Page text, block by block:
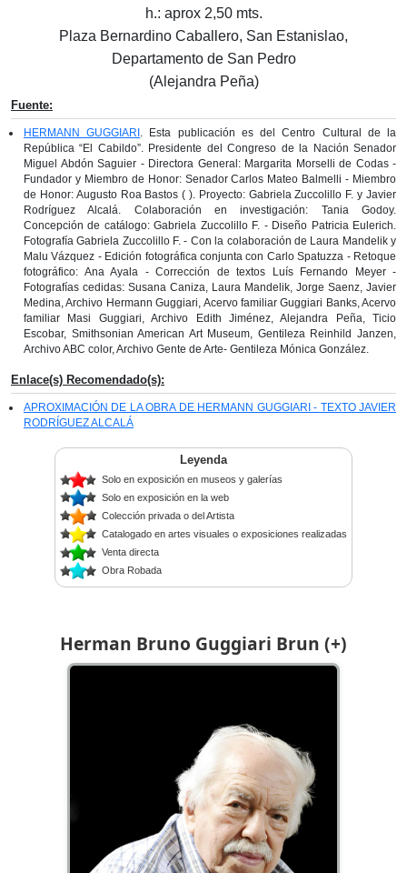
Herman Bruno Guggiari Brun (+)
h.: aprox 2,50 mts.
Plaza Bernardino Caballero, San Estanislao,
Departamento de San Pedro
(Alejandra Peña)
Fuente:
HERMANN GUGGIARI . Esta publicación es del Centro Cultural de la
República “El Cabildo”. Presidente del Congreso de la Nación Senador
Miguel Abdón Saguier - Directora General: Margarita Morselli de Codas -
Fundador y Miembro de Honor: Senador Carlos Mateo Balmelli - Miembro
de Honor: Augusto Roa Bastos ( ). Proyecto: Gabriela Zuccolillo F. y Javier
Rodríguez Alcalá. Colaboración en investigación: Tania Godoy.
Concepción de catálogo: Gabriela Zuccolillo F. - Diseño Patricia Eulerich.
Fotografía Gabriela Zuccolillo F. - Con la colaboración de Laura Mandelik y
Malu Vázquez - Edición fotográfica conjunta con Carlo Spatuzza - Retoque
fotográfico: Ana Ayala - Corrección de textos Luís Fernando Meyer -
Fotografías cedidas: Susana Caniza, Laura Mandelik, Jorge Saenz, Javier
Medina, Archivo Hermann Guggiari, Acervo familiar Guggiari Banks, Acervo
familiar Masi Guggiari, Archivo Edith Jiménez, Alejandra Peña, Ticio
Escobar, Smithsonian American Art Museum, Gentileza Reinhild Janzen,
Archivo ABC color, Archivo Gente de Arte- Gentileza Mónica González.
Enlace(s) Recomendado(s):
APROXIMACIÓN DE LA OBRA DE HERMANN GUGGIARI - TEXTO JAVIER
RODRÍGUEZ ALCALÁ
Leyenda
Solo en exposición en museos y galerías
Solo en exposición en la web
Colección privada o del Artista
Catalogado en artes visuales o exposiciones realizadas
Venta directa
Obra Robada